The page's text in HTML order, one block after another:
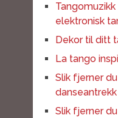
Tangomuzikk
elektronisk
Dekor til ditt
La tango
Slik fjerner
danseantrekk
Slik fjerner